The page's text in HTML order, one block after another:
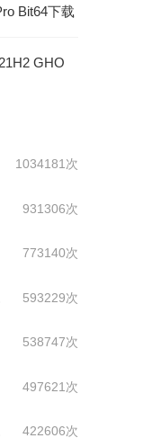
Bit64下载
GHO
1034181次
931306次
773140次
593229次
538747次
497621次
422606次